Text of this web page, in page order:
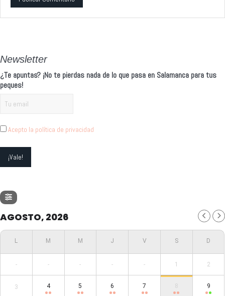
Newsletter
¿Te apuntas? ¡No te pierdas nada de lo que pasa en Salamanca para tus
peques!
Acepto la política de privacidad
AGOSTO, 2026
- - - - - 1 2
3 4 5 6 7 8 9